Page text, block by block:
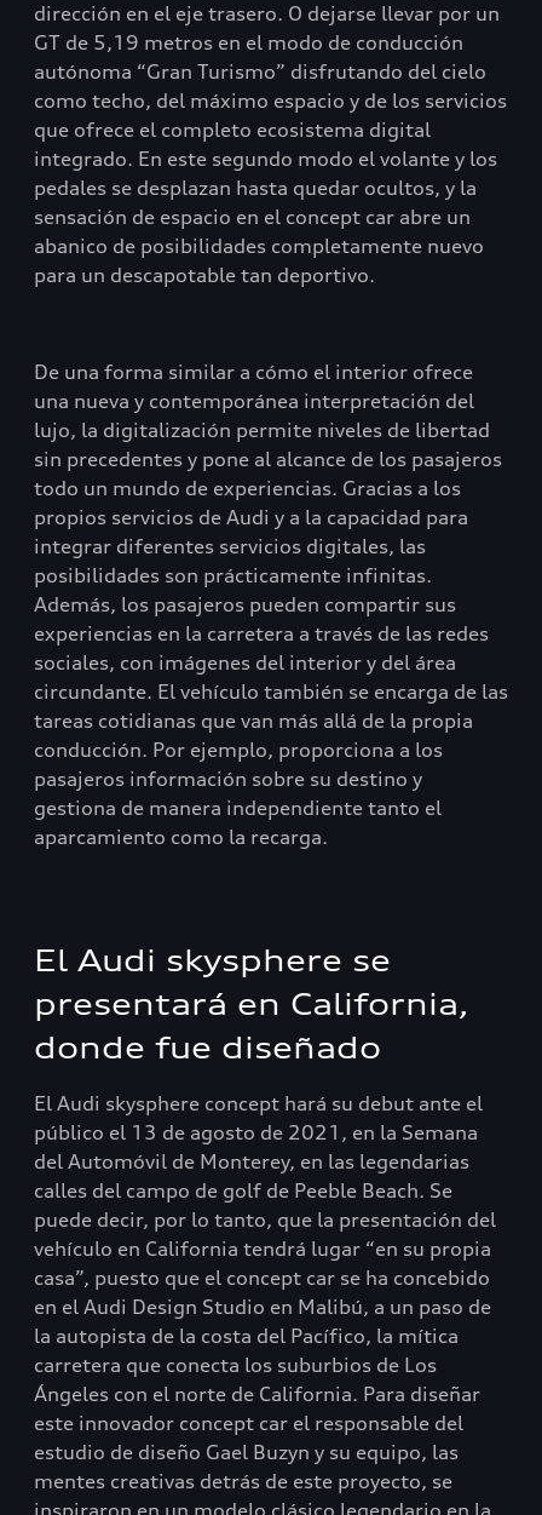
dirección en el eje trasero. O dejarse llevar por un
GT de 5,19 metros en el modo de conducción
autónoma “Gran Turismo” disfrutando del cielo
como techo, del máximo espacio y de los servicios
que ofrece el completo ecosistema digital
integrado. En este segundo modo el volante y los
pedales se desplazan hasta quedar ocultos, y la
sensación de espacio en el concept car abre un
abanico de posibilidades completamente nuevo
para un descapotable tan deportivo.
De una forma similar a cómo el interior ofrece
una nueva y contemporánea interpretación del
lujo, la digitalización permite niveles de libertad
sin precedentes y pone al alcance de los pasajeros
todo un mundo de experiencias. Gracias a los
propios servicios de Audi y a la capacidad para
integrar diferentes servicios digitales, las
posibilidades son prácticamente infinitas.
Además, los pasajeros pueden compartir sus
experiencias en la carretera a través de las redes
sociales, con imágenes del interior y del área
circundante. El vehículo también se encarga de las
tareas cotidianas que van más allá de la propia
conducción. Por ejemplo, proporciona a los
pasajeros información sobre su destino y
gestiona de manera independiente tanto el
aparcamiento como la recarga.
El Audi skysphere se
presentará en California,
donde fue diseñado
El Audi skysphere concept hará su debut ante el
público el 13 de agosto de 2021, en la Semana
del Automóvil de Monterey, en las legendarias
calles del campo de golf de Peeble Beach. Se
puede decir, por lo tanto, que la presentación del
vehículo en California tendrá lugar “en su propia
casa”, puesto que el concept car se ha concebido
en el Audi Design Studio en Malibú, a un paso de
la autopista de la costa del Pacífico, la mítica
carretera que conecta los suburbios de Los
Ángeles con el norte de California. Para diseñar
este innovador concept car el responsable del
estudio de diseño Gael Buzyn y su equipo, las
mentes creativas detrás de este proyecto, se
inspiraron en un modelo clásico legendario en la